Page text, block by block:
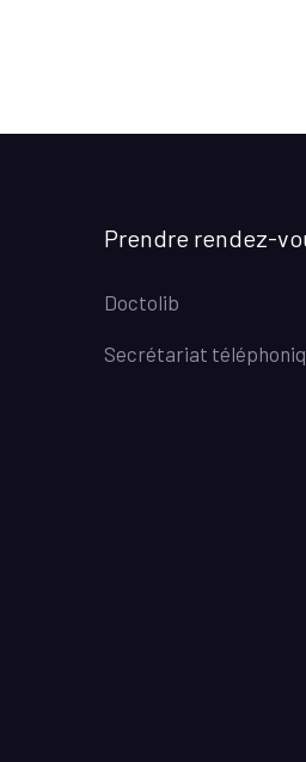
Prendre rendez-
Doctolib
Secrétariat